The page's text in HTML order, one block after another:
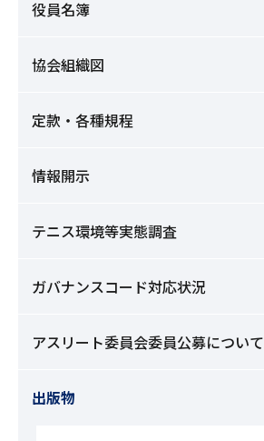
役員名簿
協会組織図
定款・各種規程
情報開示
テニス環境等実態調査
ガバナンスコード対応状況
アスリート委員会委員公募について
出版物